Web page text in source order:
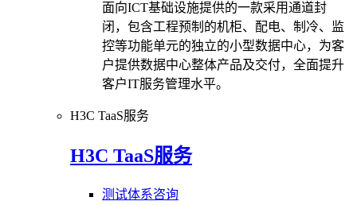
面向ICT基础设施提供的一款采用通道封
闭，包含工程预制的机柜、配电、制冷、监
控等功能单元的独立的小型数据中心，为客
户提供数据中心整体产品及交付，全面提升
客户IT服务管理水平。
H3C TaaS服务
H3C TaaS服务
测试体系咨询